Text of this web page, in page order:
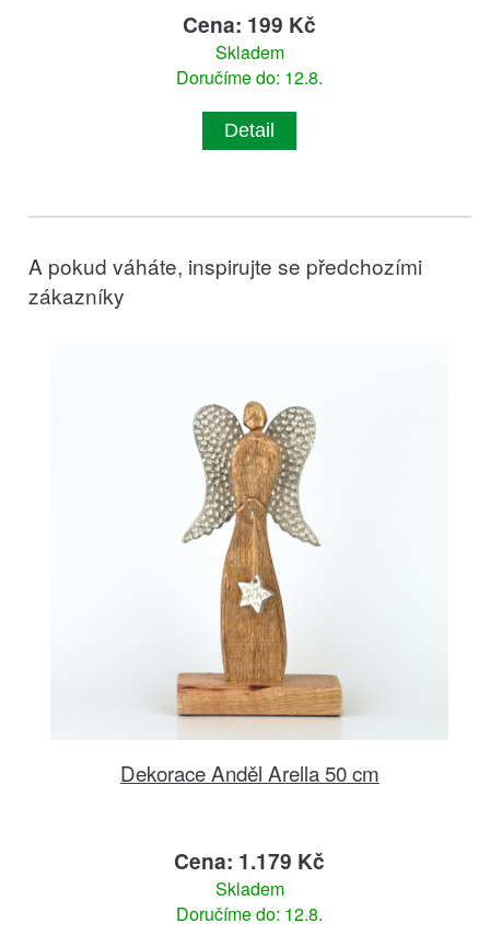
Cena: 199 Kč
Skladem
Doručíme do: 12.8.
Detail
A pokud váháte, inspirujte se předchozími
zákazníky
Dekorace Anděl Arella 50 cm
Cena: 1.179 Kč
Skladem
Doručíme do: 12.8.